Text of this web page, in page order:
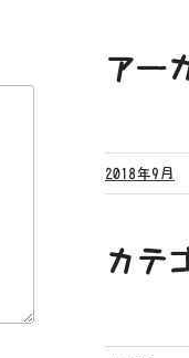
アー
2018年9月
カテ